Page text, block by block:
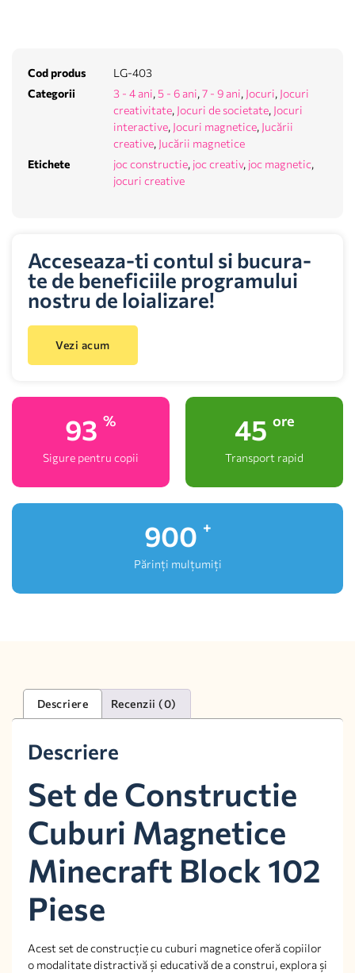
Cod produs
LG-403
Categorii
3 - 4 ani, 5 - 6 ani, 7 - 9 ani, Jocuri, Jocuri
creativitate, Jocuri de societate, Jocuri
interactive, Jocuri magnetice, Jucării
creative, Jucării magnetice
Etichete
joc constructie, joc creativ, joc magnetic,
jocuri creative
Acceseaza-ti contul si bucura-
te de beneficiile programului
nostru de loializare!
Vezi acum
100 %
Sigure pentru copii
48 ore
Transport rapid
1,000
Părinți mulțumiți
Descriere Recenzii (0)
Descriere
Set de Constructie
Cuburi Magnetice
Minecraft Block 102
Piese
Acest set de construcție cu cuburi magnetice oferă copiilor
o modalitate distractivă și educativă de a construi, explora și